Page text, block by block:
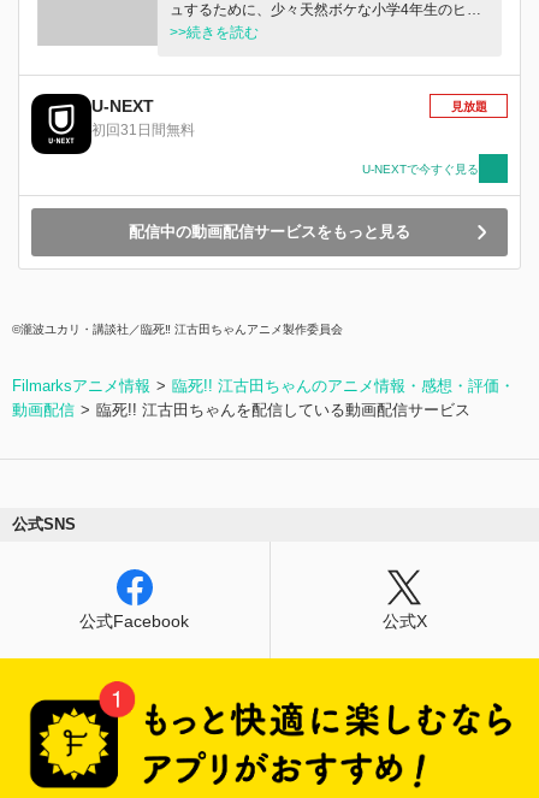
ュするために、少々天然ボケな小学4年生のヒカ
ルは世界中を旅していく。でも、ゲッチュするど
りして…？
>>続きを読む
U-NEXT
初回31日間無料
見放題
U-NEXTで今すぐ見る
配信中の動画配信サービスをもっと見る
©瀧波ユカリ・講談社／臨死‼ 江古田ちゃんアニメ製作委員会
Filmarksアニメ情報
臨死!! 江古田ちゃんのアニメ情報・感想・評価・
動画配信
臨死!! 江古田ちゃんを配信している動画配信サービス
公式SNS
公式Facebook 公式X